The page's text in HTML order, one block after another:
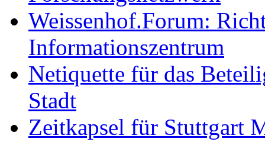
Weissenhof.Forum:
Informationszentrum
Netiquette für das
Stadt
Zeitkapsel für Stuttgart